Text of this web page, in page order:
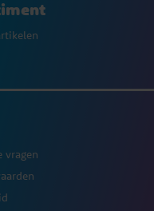
vragen